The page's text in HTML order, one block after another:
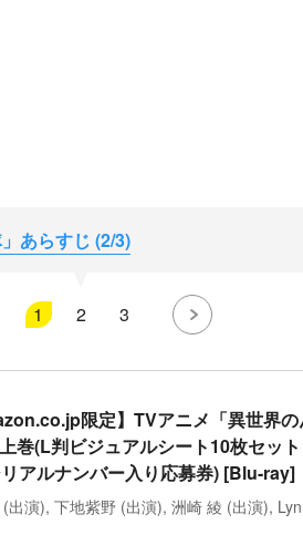
あらすじ (2/3)
1 2 3
限定】TVアニメ「異世界
巻(L判ビジュアルシート10枚セッ
アルナンバー入り応募券) [Blu-ray]
出演), 下地紫野 (出演), 洲崎 綾 (出演),